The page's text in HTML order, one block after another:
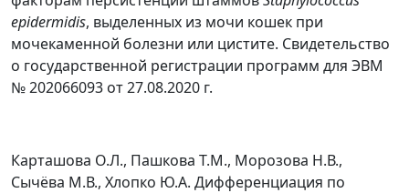
epidermidis, выделенных из мочи кошек при
мочекаменной болезни или цистите. Свидетельство
о государственной регистрации программ для ЭВМ
№ 202066093 от 27.08.2020 г.
Карташова О.Л., Пашкова Т.М., Морозова Н.В.,
Сычёва М.В., Хлопко Ю.А. Дифференциация по